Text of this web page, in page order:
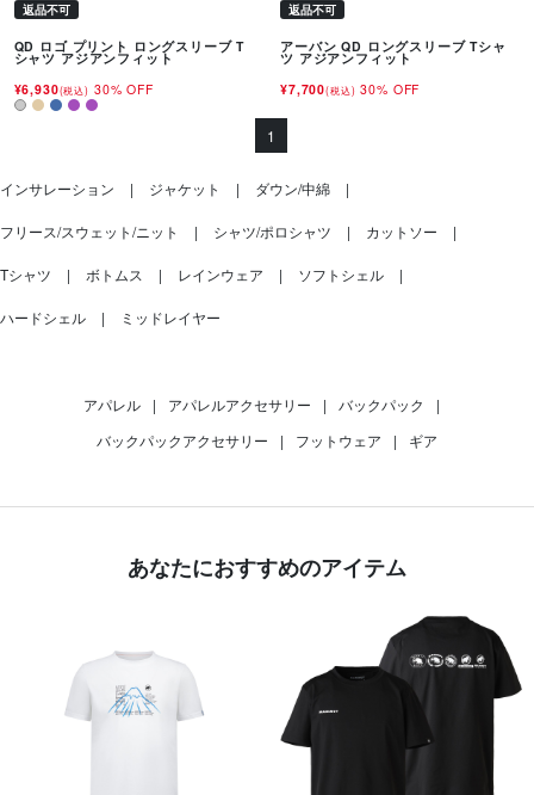
返品不可
QD ロゴ プリント ロングスリーブ T
シャツ アジアンフィット
¥6,930(税込) 30% OFF
返品不可
アーバン QD ロングスリーブ Tシャ
ツ アジアンフィット
¥7,700(税込) 30% OFF
1
インサレーション ジャケット ダウン/中綿
フリース/スウェット/ニット シャツ/ポロシャツ カットソー
Tシャツ ボトムス レインウェア ソフトシェル
ハードシェル ミッドレイヤー
アパレル | アパレルアクセサリー | バックパック
|
バックパックアクセサリー
| フットウェア | ギア
あなたにおすすめのアイテム